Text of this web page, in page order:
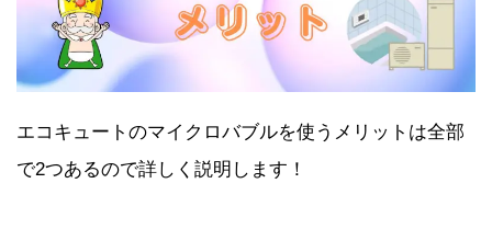
エコキュートのマイクロバブルを使うメリットは全部
で2つあるので詳しく説明します！